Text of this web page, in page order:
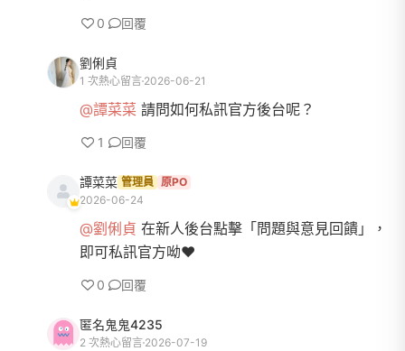
0 回覆
劉俐貞
1 次熱心留言 2026-06-21
@譚菜菜 請問如何私訊官方後台呢？
1 回覆
譚菜菜 管理員
原PO
2026-06-24
@劉俐貞 在新人後台點擊「問題與意見回饋」，
即可私訊官方呦❤️
0 回覆
匿名鬼鬼4235
2 次熱心留言 2026-07-19